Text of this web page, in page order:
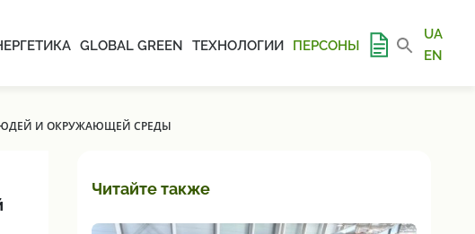
GLOBAL GREEN ТЕХНОЛОГИИ ПЕРСОНЫ
UA
EN
И ОКРУЖАЮЩЕЙ СРЕДЫ
Читайте также